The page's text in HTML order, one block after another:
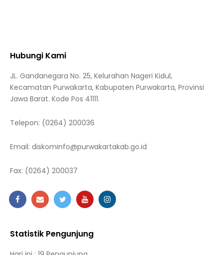
Hubungi Kami
JL. Gandanegara No. 25, Kelurahan Nageri Kidul,
Kecamatan Purwakarta, Kabupaten Purwakarta, Provinsi
Jawa Barat. Kode Pos 41111.
Telepon: (0264) 200036
Email: diskominfo@purwakartakab.go.id
Fax: (0264) 200037
Statistik Pengunjung